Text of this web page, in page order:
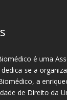
é uma
se a
a
de Direito da